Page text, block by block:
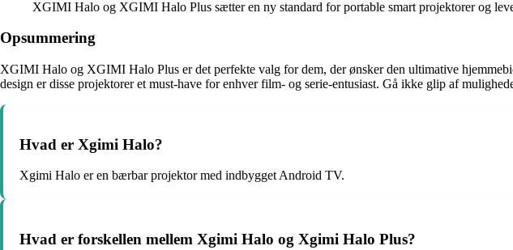
XGIMI Halo og XGIMI Halo Plus sætter en ny standard for portable smart projektorer og
Opsummering
XGIMI Halo og XGIMI Halo Plus er det perfekte valg for dem, der ønsker den ultimative
design er disse projektorer et must-have for enhver film- og serie-entusiast. Gå ikke glip af
Hvad er Xgimi Halo?
Xgimi Halo er en bærbar projektor med indbygget Android TV.
Hvad er forskellen mellem Xgimi Halo og Xgimi Halo Plus?